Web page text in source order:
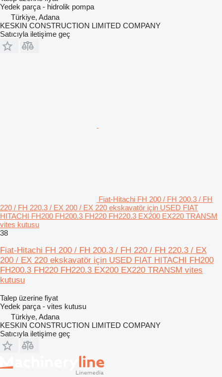
Yedek parça - hidrolik pompa
Türkiye, Adana
KESKIN CONSTRUCTION LIMITED COMPANY
Satıcıyla iletişime geç
Fiat-Hitachi FH 200 / FH 200.3 / FH
220 / FH 220.3 / EX 200 / EX 220 ekskavatör için USED FIAT
HITACHI FH200 FH200.3 FH220 FH220.3 EX200 EX220 TRANSM
vites kutusu
38
Fiat-Hitachi FH 200 / FH 200.3 / FH 220 / FH 220.3 / EX
200 / EX 220 ekskavatör için USED FIAT HITACHI FH200
FH200.3 FH220 FH220.3 EX200 EX220 TRANSM vites
kutusu
Talep üzerine fiyat
Yedek parça - vites kutusu
Türkiye, Adana
KESKIN CONSTRUCTION LIMITED COMPANY
Satıcıyla iletişime geç